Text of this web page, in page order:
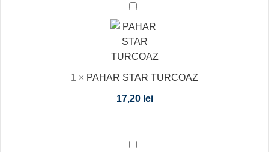
PAHAR
STAR
TURCOAZ
1 × PAHAR STAR TURCOAZ
17,20 lei
OGLINDA